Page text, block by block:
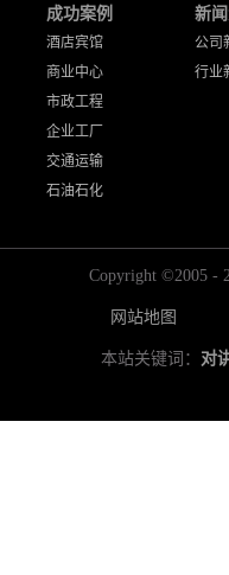
成功案例
酒店宾馆
商业中心
市政工程
企业工厂
交通运输
石油石化
新
公司
行业
Copyright ©2005 -
网站地图
本站关键词： 对